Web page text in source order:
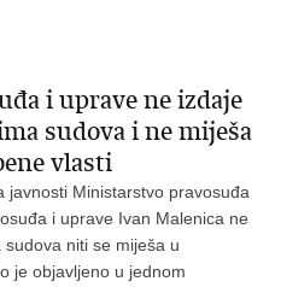
i uprave ne izdaje
sudova i ne miješa
vlasti
javnosti Ministarstvo pravosuđa
i uprave Ivan Malenica ne
niti se miješa u
je objavljeno u jednom